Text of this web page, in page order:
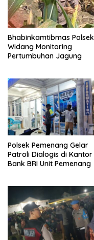
Bhabinkamtibmas Polsek
Widang Monitoring
Pertumbuhan Jagung
Polsek Pemenang Gelar
Patroli Dialogis di Kantor
Bank BRI Unit Pemenang